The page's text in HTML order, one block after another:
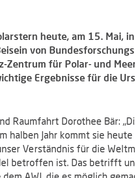
heute, am 15. Mai,
von
für Polar- und
Ergebnisse für die
Raumfahrt Dorothee Bär:
halben Jahr kommt sie
Verständnis für die
betroffen ist. Das betrifft